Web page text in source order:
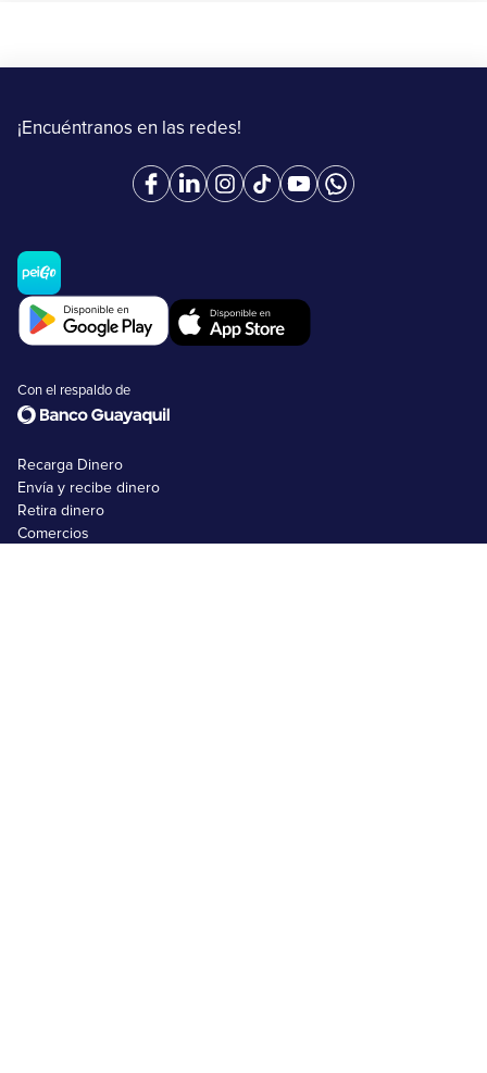
¡Encuéntranos en las redes!
Con el respaldo de
Recarga Dinero
Envía y recibe dinero
Retira dinero
Comercios